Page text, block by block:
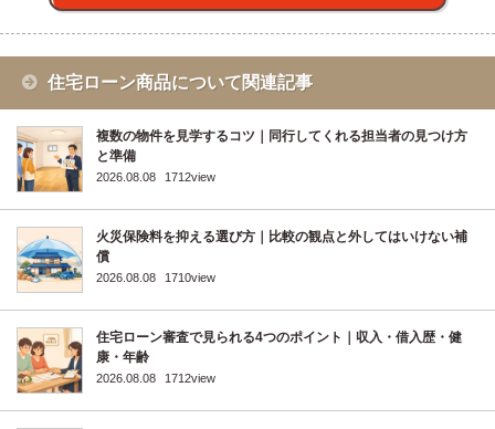
住宅ローン商品について関連記事
複数の物件を見学するコツ｜同行してくれる担当者の見つけ方
と準備
2026.08.08 1712view
火災保険料を抑える選び方｜比較の観点と外してはいけない補
償
2026.08.08 1710view
住宅ローン審査で見られる4つのポイント｜収入・借入歴・健
康・年齢
2026.08.08 1712view